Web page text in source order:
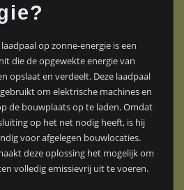
op zonne-energie is een
die de opgewekte energie van
opslaat en verdeelt. Deze laadpaal
om elektrische machines en
de bouwplaats op te laden. Omdat
op het net nodig heeft, is hij
voor afgelegen bouwlocaties.
deze oplossing het mogelijk om
volledig emissievrij uit te voeren.